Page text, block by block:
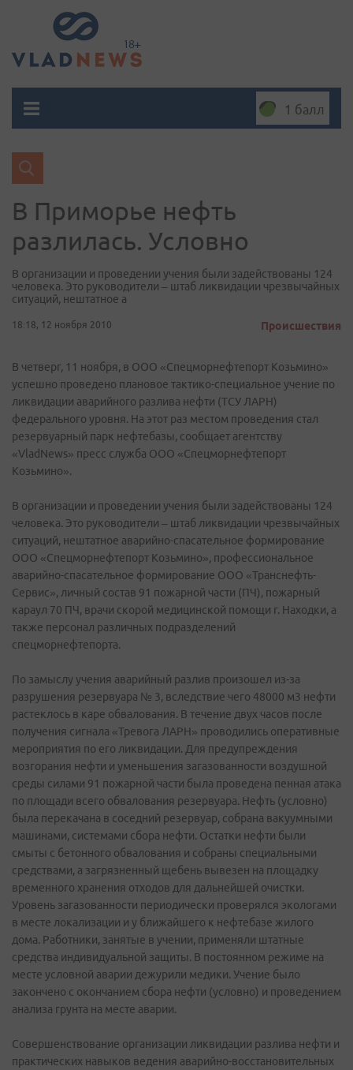
1 балл
В Приморье нефть
разлилась. Условно
В организации и проведении учения были задействованы 124
человека. Это руководители – штаб ликвидации чрезвычайных
ситуаций, нештатное а
18:18, 12 ноября 2010 Происшествия
В четверг, 11 ноября, в ООО «Спецморнефтепорт Козьмино»
успешно проведено плановое тактико-специальное учение по
ликвидации аварийного разлива нефти (ТСУ ЛАРН)
федерального уровня. На этот раз местом проведения стал
резервуарный парк нефтебазы, сообщает агентству
«VladNews» пресс служба ООО «Спецморнефтепорт
Козьмино».
В организации и проведении учения были задействованы 124
человека. Это руководители – штаб ликвидации чрезвычайных
ситуаций, нештатное аварийно-спасательное формирование
ООО «Спецморнефтепорт Козьмино», профессиональное
аварийно-спасательное формирование ООО «Транснефть-
Сервис», личный состав 91 пожарной части (ПЧ), пожарный
караул 70 ПЧ, врачи скорой медицинской помощи г. Находки, а
также персонал различных подразделений
спецморнефтепорта.
По замыслу учения аварийный разлив произошел из-за
разрушения резервуара № 3, вследствие чего 48000 м3 нефти
растеклось в каре обвалования. В течение двух часов после
получения сигнала «Тревога ЛАРН» проводились оперативные
мероприятия по его ликвидации. Для предупреждения
возгорания нефти и уменьшения загазованности воздушной
среды силами 91 пожарной части была проведена пенная атака
по площади всего обвалования резервуара. Нефть (условно)
была перекачана в соседний резервуар, собрана вакуумными
машинами, системами сбора нефти. Остатки нефти были
смыты с бетонного обвалования и собраны специальными
средствами, а загрязненный щебень вывезен на площадку
временного хранения отходов для дальнейшей очистки.
Уровень загазованности периодически проверялся экологами
в месте локализации и у ближайшего к нефтебазе жилого
дома. Работники, занятые в учении, применяли штатные
средства индивидуальной защиты. В постоянном режиме на
месте условной аварии дежурили медики. Учение было
закончено с окончанием сбора нефти (условно) и проведением
анализа грунта на месте аварии.
Совершенствование организации ликвидации разлива нефти и
практических навыков ведения аварийно-восстановительных